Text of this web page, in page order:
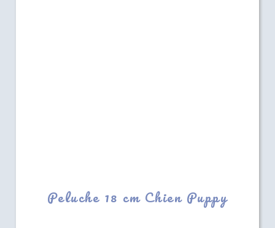
Peluche 18 cm Chien Puppy